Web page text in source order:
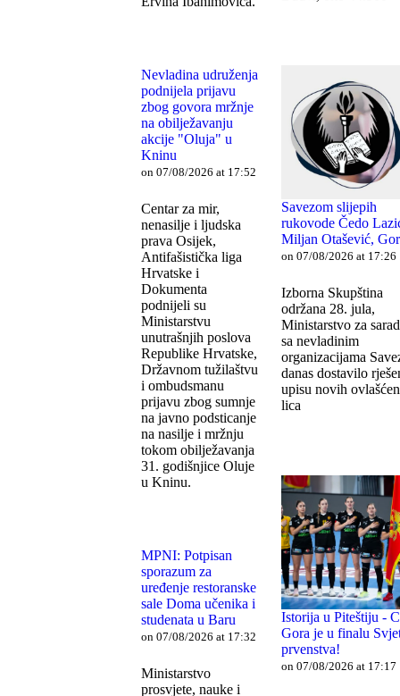
Nevladina udruženja
podnijela prijavu
zbog govora mržnje
na obilježavanju
akcije "Oluja" u
Kninu
on 07/08/2026 at 17:52
Centar za mir,
nenasilje i ljudska
prava Osijek,
Antifašistička liga
Hrvatske i
Dokumenta
podnijeli su
Ministarstvu
unutrašnjih poslova
Republike Hrvatske,
Državnom tužilaštvu
i ombudsmanu
prijavu zbog sumnje
na javno podsticanje
na nasilje i mržnju
tokom obilježavanja
31. godišnjice Oluje
u Kninu.
MPNI: Potpisan
sporazum za
uređenje restoranske
sale Doma učenika i
studenata u Baru
on 07/08/2026 at 17:32
Ministarstvo
prosvjete, nauke i
Savezom slijepih
rukovode Čedo
Miljan Otašević,
on 07/08/2026 at 17:26
Izborna Skupština
održana 28. jula,
Ministarstvo za
sa nevladinim
organizacijama
danas dostavilo
upisu novih
lica
Istorija u Piteštiju -
Gora je u finalu
prvenstva!
on 07/08/2026 at 17:17